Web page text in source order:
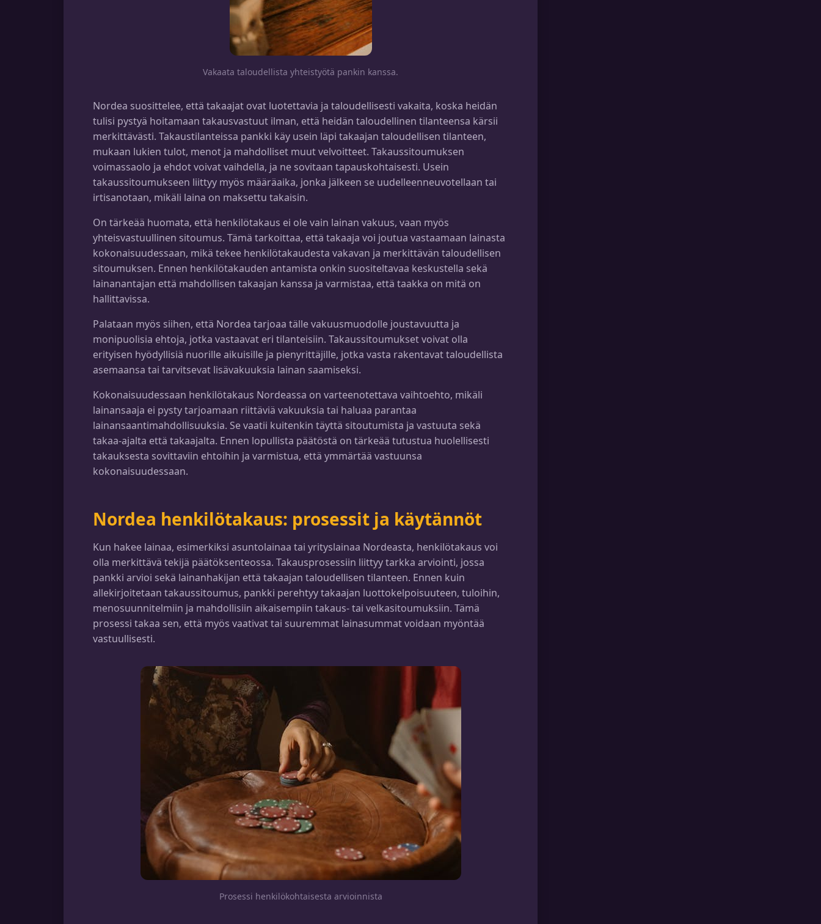
Vakaata taloudellista yhteistyötä pankin kanssa.
Nordea suosittelee, että takaajat ovat luotettavia ja taloudellisesti vakaita, koska heidän
tulisi pystyä hoitamaan takausvastuut ilman, että heidän taloudellinen tilanteensa kärsii
merkittävästi. Takaustilanteissa pankki käy usein läpi takaajan taloudellisen tilanteen,
mukaan lukien tulot, menot ja mahdolliset muut velvoitteet. Takaussitoumuksen
voimassaolo ja ehdot voivat vaihdella, ja ne sovitaan tapauskohtaisesti. Usein
takaussitoumukseen liittyy myös määräaika, jonka jälkeen se uudelleenneuvotellaan tai
irtisanotaan, mikäli laina on maksettu takaisin.
On tärkeää huomata, että henkilötakaus ei ole vain lainan vakuus, vaan myös
yhteisvastuullinen sitoumus. Tämä tarkoittaa, että takaaja voi joutua vastaamaan lainasta
kokonaisuudessaan, mikä tekee henkilötakaudesta vakavan ja merkittävän taloudellisen
sitoumuksen. Ennen henkilötakauden antamista onkin suositeltavaa keskustella sekä
lainanantajan että mahdollisen takaajan kanssa ja varmistaa, että taakka on mitä on
hallittavissa.
Palataan myös siihen, että Nordea tarjoaa tälle vakuusmuodolle joustavuutta ja
monipuolisia ehtoja, jotka vastaavat eri tilanteisiin. Takaussitoumukset voivat olla
erityisen hyödyllisiä nuorille aikuisille ja pienyrittäjille, jotka vasta rakentavat taloudellista
asemaansa tai tarvitsevat lisävakuuksia lainan saamiseksi.
Kokonaisuudessaan henkilötakaus Nordeassa on varteenotettava vaihtoehto, mikäli
lainansaaja ei pysty tarjoamaan riittäviä vakuuksia tai haluaa parantaa
lainansaantimahdollisuuksia. Se vaatii kuitenkin täyttä sitoutumista ja vastuuta sekä
takaa-ajalta että takaajalta. Ennen lopullista päätöstä on tärkeää tutustua huolellisesti
takauksesta sovittaviin ehtoihin ja varmistua, että ymmärtää vastuunsa
kokonaisuudessaan.
Nordea henkilötakaus: prosessit ja käytännöt
Kun hakee lainaa, esimerkiksi asuntolainaa tai yrityslainaa Nordeasta, henkilötakaus voi
olla merkittävä tekijä päätöksenteossa. Takausprosessiin liittyy tarkka arviointi, jossa
pankki arvioi sekä lainanhakijan että takaajan taloudellisen tilanteen. Ennen kuin
allekirjoitetaan takaussitoumus, pankki perehtyy takaajan luottokelpoisuuteen, tuloihin,
menosuunnitelmiin ja mahdollisiin aikaisempiin takaus- tai velkasitoumuksiin. Tämä
prosessi takaa sen, että myös vaativat tai suuremmat lainasummat voidaan myöntää
vastuullisesti.
Prosessi henkilökohtaisesta arvioinnista